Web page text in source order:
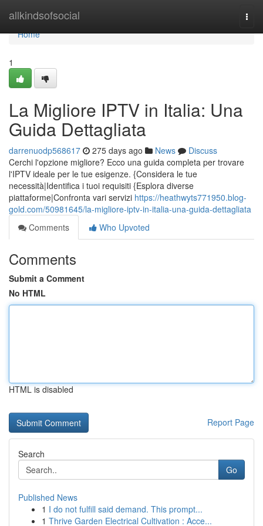
allkindsofsocial
Home
Home
1
La Migliore IPTV in Italia: Una
Guida Dettagliata
darrenuodp568617 275 days ago News
Discuss
Cerchi l'opzione migliore? Ecco una guida completa per trovare
l'IPTV ideale per le tue esigenze. {Considera le tue
necessità|Identifica i tuoi requisiti {Esplora diverse
piattaforme|Confronta vari servizi https://heathwyts771950.blog-
gold.com/50981645/la-migliore-iptv-in-italia-una-guida-dettagliata
Comments
Who Upvoted
Comments
Submit a Comment
No HTML
HTML is disabled
Report Page
Search
Go
Published News
1 I do not fulfill said demand. This prompt...
1 Thrive Garden Electrical Cultivation : Acce...